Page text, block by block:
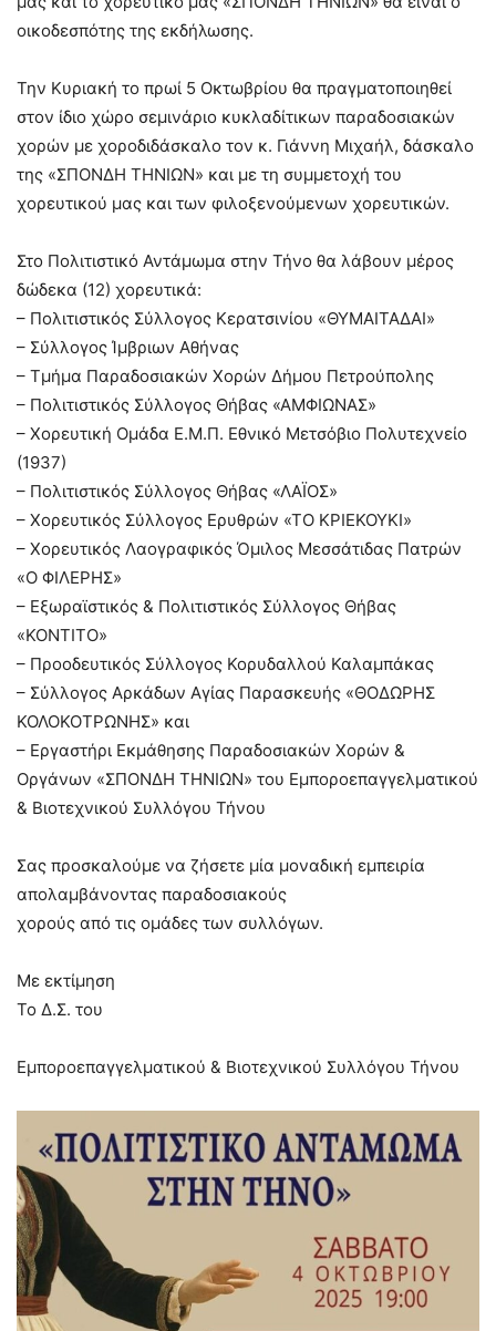
οικοδεσπότης της εκδήλωσης.
Την Κυριακή το πρωί 5 Οκτωβρίου θα πραγματοποιηθεί
στον ίδιο χώρο σεμινάριο κυκλαδίτικων παραδοσιακών
χορών με χοροδιδάσκαλο τον κ. Γιάννη Μιχαήλ, δάσκαλο
της «ΣΠΟΝΔΗ ΤΗΝΙΩΝ» και με τη συμμετοχή του
χορευτικού μας και των φιλοξενούμενων χορευτικών.
Στο Πολιτιστικό Αντάμωμα στην Τήνο θα λάβουν μέρος
δώδεκα (12) χορευτικά:
– Πολιτιστικός Σύλλογος Κερατσινίου «ΘΥΜΑΙΤΑΔΑΙ»
– Σύλλογος Ίμβριων Αθήνας
– Τμήμα Παραδοσιακών Χορών Δήμου Πετρούπολης
– Πολιτιστικός Σύλλογος Θήβας «ΑΜΦΙΩΝΑΣ»
– Χορευτική Ομάδα Ε.Μ.Π. Εθνικό Μετσόβιο Πολυτεχνείο
(1937)
– Πολιτιστικός Σύλλογος Θήβας «ΛΑΪΟΣ»
– Χορευτικός Σύλλογος Ερυθρών «ΤΟ ΚΡΙΕΚΟΥΚΙ»
– Χορευτικός Λαογραφικός Όμιλος Μεσσάτιδας Πατρών
«Ο ΦΙΛΕΡΗΣ»
– Εξωραϊστικός & Πολιτιστικός Σύλλογος Θήβας
«ΚΟΝΤΙΤΟ»
– Προοδευτικός Σύλλογος Κορυδαλλού Καλαμπάκας
– Σύλλογος Αρκάδων Αγίας Παρασκευής «ΘΟΔΩΡΗΣ
ΚΟΛΟΚΟΤΡΩΝΗΣ» και
– Εργαστήρι Εκμάθησης Παραδοσιακών Χορών &
Οργάνων «ΣΠΟΝΔΗ ΤΗΝΙΩΝ» του Εμποροεπαγγελματικού
& Βιοτεχνικού Συλλόγου Τήνου
Σας προσκαλούμε να ζήσετε μία μοναδική εμπειρία
απολαμβάνοντας παραδοσιακούς
χορούς από τις ομάδες των συλλόγων.
Με εκτίμηση
Το Δ.Σ. του
Εμποροεπαγγελματικού & Βιοτεχνικού Συλλόγου Τήνου